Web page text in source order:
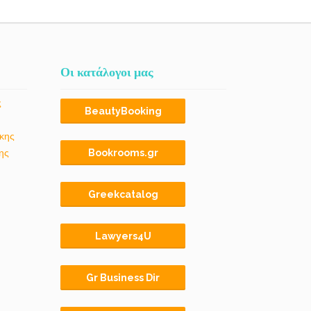
Οι κατάλογοι μας
BeautyBooking
Bookrooms.gr
Greekcatalog
Lawyers4U
Gr Business Dir